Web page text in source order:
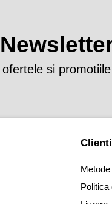
si
Clienti
Politica